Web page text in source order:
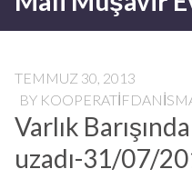
TEMMUZ 30, 2013
BY
Varlık
uzadı-31/07/